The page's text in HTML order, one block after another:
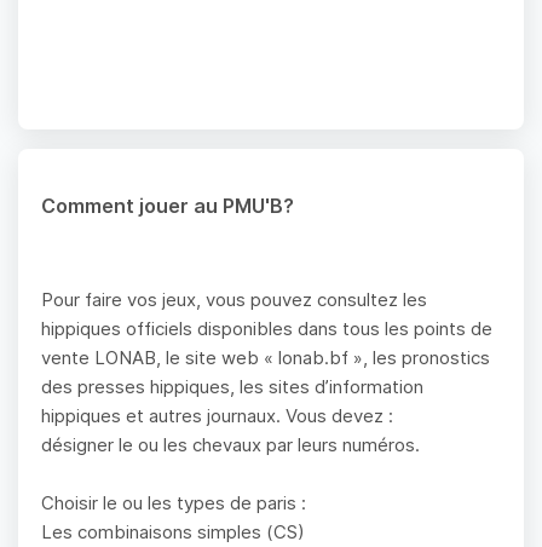
Comment jouer au PMU'B?
Pour faire vos jeux, vous pouvez consultez les
hippiques officiels disponibles dans tous les points de
vente LONAB, le site web « lonab.bf », les pronostics
des presses hippiques, les sites d’information
hippiques et autres journaux. Vous devez :
désigner le ou les chevaux par leurs numéros.
Choisir le ou les types de paris :
Les combinaisons simples (CS)